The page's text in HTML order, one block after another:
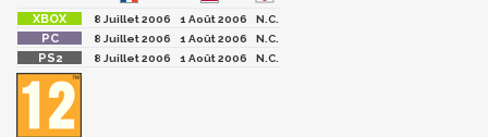
8 Juillet 2006 1 Août 2006
N.C.
8 Juillet 2006
1 Août 2006
N.C.
8 Juillet 2006
1 Août 2006 N.C.